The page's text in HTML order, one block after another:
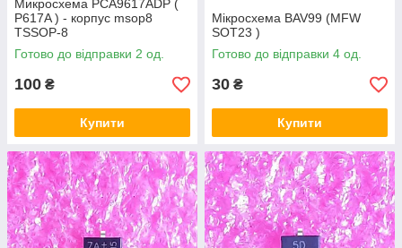
Микросхема PCA9617ADP (
P617A ) - корпус msop8
TSSOP-8
Готово до відправки 2 од.
100 ₴
Купити
Мікросхема BAV99 (MFW
SOT23 )
Готово до відправки 4 од.
30 ₴
Купити